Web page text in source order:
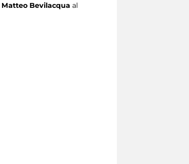
Matteo Bevilacqua al